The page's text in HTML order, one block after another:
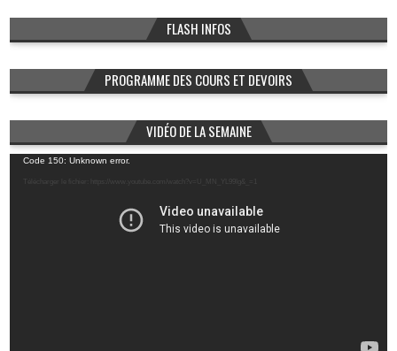
FLASH INFOS
PROGRAMME DES COURS ET DEVOIRS
VIDÉO DE LA SEMAINE
Lecteur
vidéo
Code 150: Unknown error.
Télécharger le fichier: https://www.youtube.com/watch?v=U_MN_YL99Ig&_=1